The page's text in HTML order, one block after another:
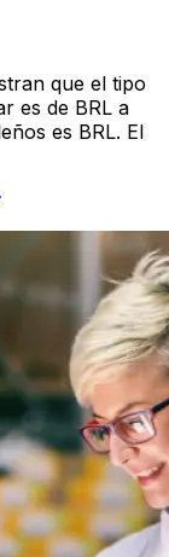
que el tipo
es de BRL a
es BRL. El